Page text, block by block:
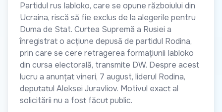
Partidul rus Iabloko, care se opune războiului din
Ucraina, riscă să fie exclus de la alegerile pentru
Duma de Stat. Curtea Supremă a Rusiei a
înregistrat o acțiune depusă de partidul Rodina,
prin care se cere retragerea formațiunii Iabloko
din cursa electorală, transmite DW. Despre acest
lucru a anunțat vineri, 7 august, liderul Rodina,
deputatul Aleksei Juravliov. Motivul exact al
solicitării nu a fost făcut public.